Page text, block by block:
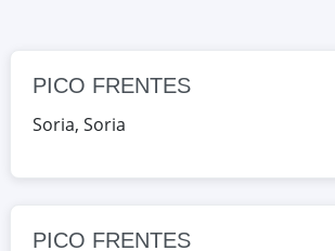
PICO FRENTES
Soria, Soria
PICO FRENTES